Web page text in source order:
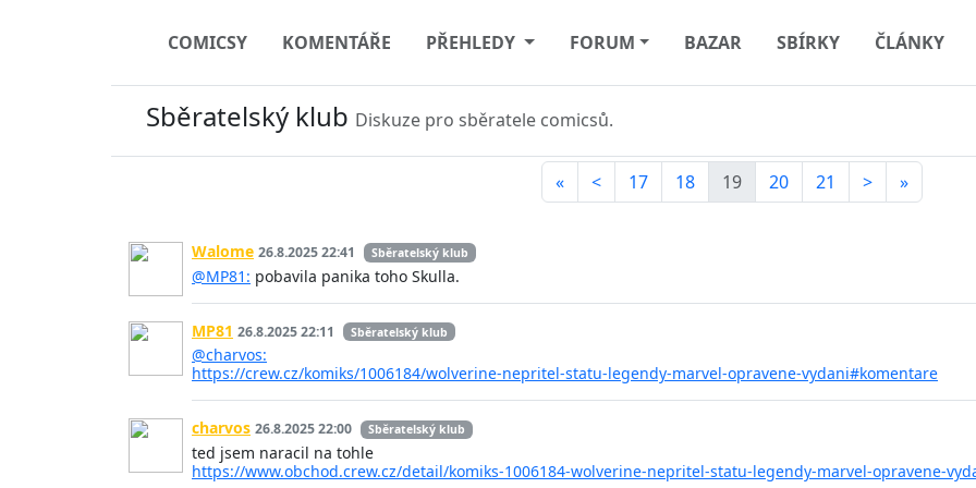
COMICSY KOMENTÁŘE PŘEHLEDY FORUM BAZAR SBÍRKY ČLÁNKY
Sběratelský klub Diskuze pro sběratele comicsů.
« < 17 18 19 20 21 > »
Walome 26.8.2025 22:41 Sběratelský klub
@MP81: pobavila panika toho Skulla.
MP81 26.8.2025 22:11 Sběratelský klub
@charvos:
https://crew.cz/komiks/1006184/wolverine-nepritel-statu-legendy-marvel-opravene-vydani#komentare
charvos 26.8.2025 22:00 Sběratelský klub
ted jsem naracil na tohle
https://www.obchod.crew.cz/detail/komiks-1006184-wolverine-nepritel-statu-legendy-marvel-opravene-